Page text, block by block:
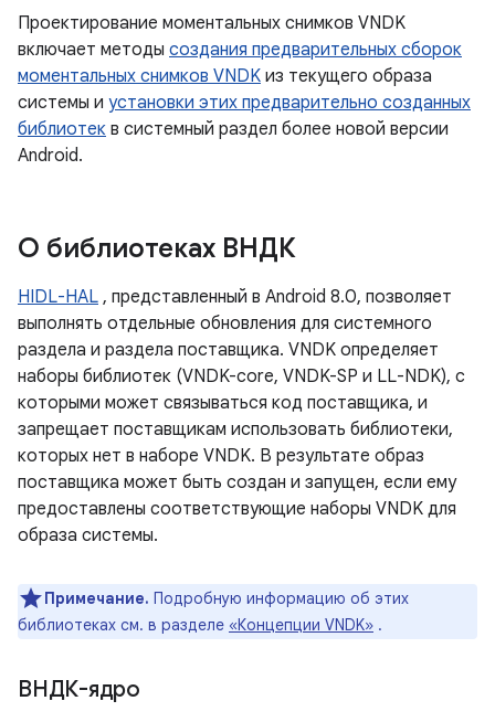
Проектирование моментальных снимков VNDK
включает методы создания предварительных сборок
моментальных снимков VNDK из текущего образа
системы и установки этих предварительно созданных
библиотек в системный раздел более новой версии
Android.
О библиотеках ВНДК
HIDL-HAL , представленный в Android 8.0, позволяет
выполнять отдельные обновления для системного
раздела и раздела поставщика. VNDK определяет
наборы библиотек (VNDK-core, VNDK-SP и LL-NDK), с
которыми может связываться код поставщика, и
запрещает поставщикам использовать библиотеки,
которых нет в наборе VNDK. В результате образ
поставщика может быть создан и запущен, если ему
предоставлены соответствующие наборы VNDK для
образа системы.
Примечание. Подробную информацию об этих
библиотеках см. в разделе «Концепции VNDK» .
ВНДК-ядро